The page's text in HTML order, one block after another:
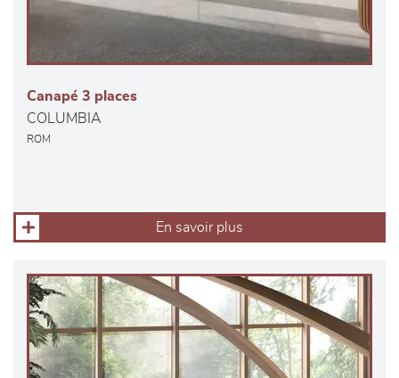
Canapé 3 places
COLUMBIA
ROM
En savoir plus